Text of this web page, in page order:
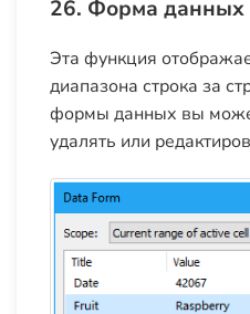
26. Форма данных
Эта функция
диапазона строка за
формы данных вы
удалять или